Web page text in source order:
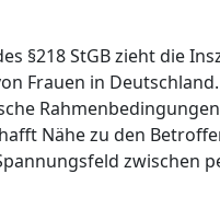
§218 StGB zieht die
Frauen in
Nähe zu den
zwischen